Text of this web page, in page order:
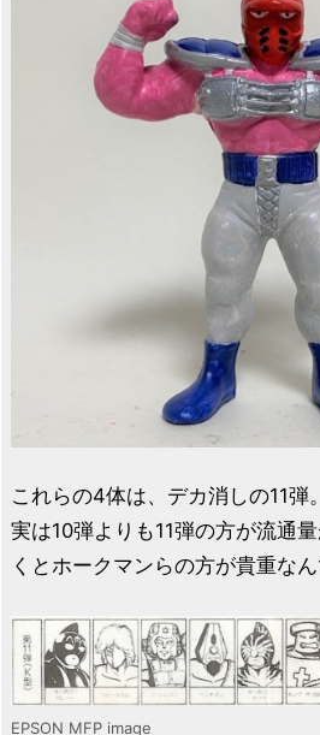
これらの4体は、デカ消しの11弾。
実は10弾よりも11弾の方が流通
くとホークマンらの方が貴重なん
EPSON MFP image